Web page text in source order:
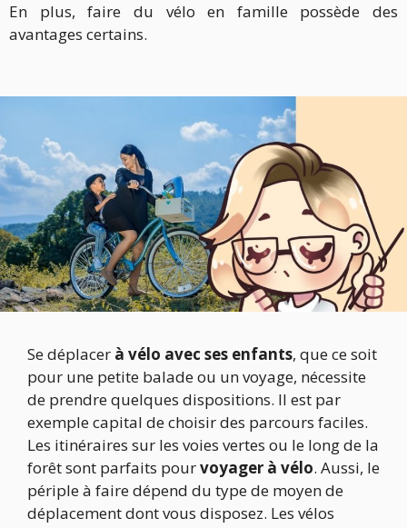
En plus, faire du vélo en famille possède des
avantages certains.
Se déplacer à vélo avec ses enfants, que ce soit
pour une petite balade ou un voyage, nécessite
de prendre quelques dispositions. Il est par
exemple capital de choisir des parcours faciles.
Les itinéraires sur les voies vertes ou le long de la
forêt sont parfaits pourvoyager à vélo. Aussi, le
périple à faire dépend du type de moyen de
déplacement dont vous disposez. Les vélos